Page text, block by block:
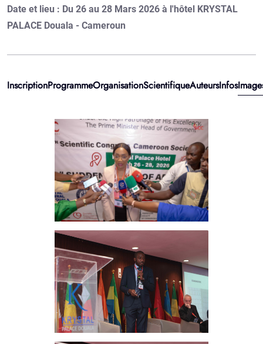
Date et lieu : Du 26 au 28 Mars 2026 à l'hôtel KRYSTAL
PALACE Douala - Cameroun
InscriptionProgrammeOrganisationScientifiqueAuteursInfos